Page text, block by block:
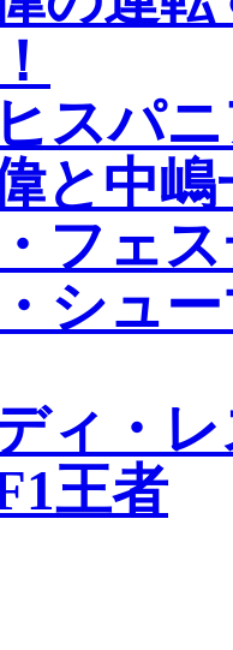
スパ
と中
フェ
シュ
ィ・
王者